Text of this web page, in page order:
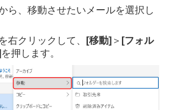
ら、移動させたいメールを選択し
右クリックして、
[移動] ＞ [フォル
を押します。